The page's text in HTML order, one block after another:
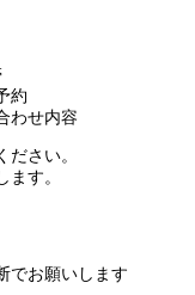
約
わせ内容
ださい。
す。
でお願いします